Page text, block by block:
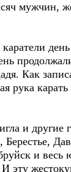
мужчин,
Как
рука карать
и другие
и весь
эту